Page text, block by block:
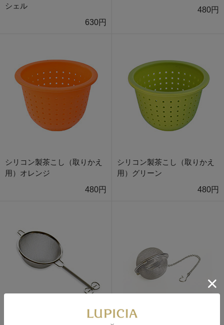
シェル
630円
480円
シリコン製茶こし（取りかえ
用）オレンジ
480円
シリコン製茶こし（取りかえ
用）グリーン
480円